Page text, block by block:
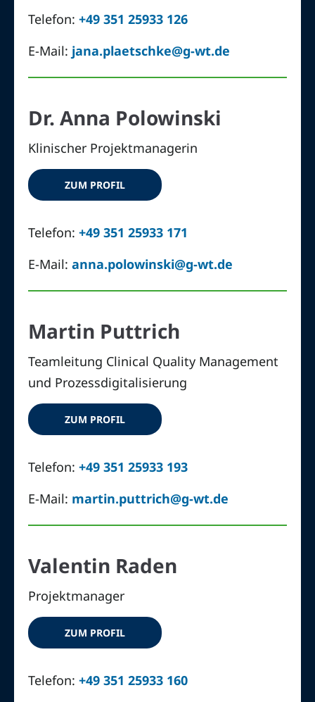
Telefon:+49 351 25933 126
E-Mail: jana.plaetschke@g-wt.de
Dr. Anna Polowinski
Klinischer Projektmanagerin
ZUM PROFIL
Telefon:+49 351 25933 171
E-Mail:anna.polowinski@g-wt.de
Martin Puttrich
Teamleitung Clinical Quality Management
und Prozessdigitalisierung
ZUM PROFIL
Telefon:+49 351 25933 193
E-Mail: martin.puttrich@g-wt.de
Valentin Raden
Projektmanager
ZUM PROFIL
Telefon:+49 351 25933 160